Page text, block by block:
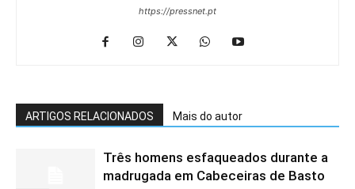
https://pressnet.pt
ARTIGOS RELACIONADOS Mais do autor
Três homens esfaqueados durante a
madrugada em Cabeceiras de Basto